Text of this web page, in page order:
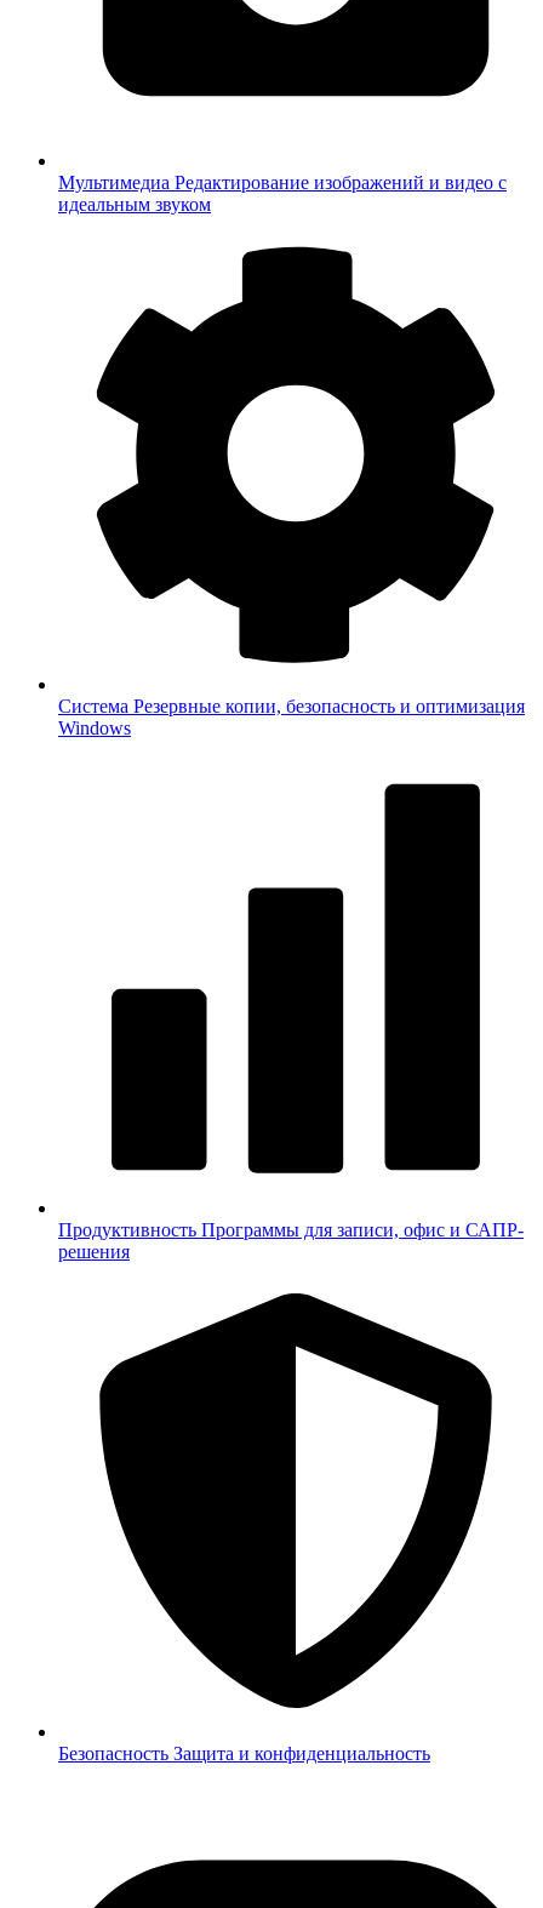
Мультимедиа Редактирование изображений и видео с
идеальным звуком
Система Резервные копии, безопасность и оптимизация
Windows
Продуктивность Программы для записи, офис и САПР-
решения
Безопасность Защита и конфиденциальность